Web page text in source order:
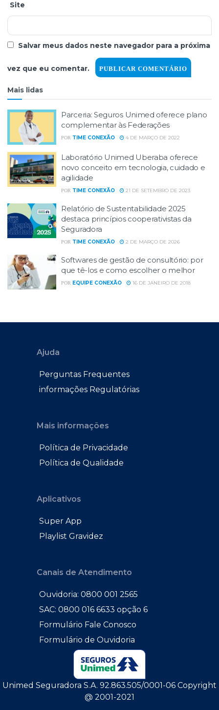
Site
Salvar meus dados neste navegador para a próxima
vez que eu comentar.
Mais lidas
Parceria: Seguros Unimed oferece plano
complementar às Federações
POR TIME CONEXÃO 4 DE MARÇO DE 2022
Laboratório Unimed Uberaba oferece
novo conceito em tecnologia, cuidado e
agilidade
POR TIME CONEXÃO 21 DE SETEMBRO DE 2023
Relatório de Sustentabilidade 2025
destaca princípios cooperativistas da
Seguradora
POR TIME CONEXÃO 2 DE MARÇO DE 2026
Softwares de gestão de consultório: por
que tê-los e como escolher o melhor
POR EQUIPE CONEXÃO 16 DE JANEIRO DE 2018
Ajuda
Perguntas Frequentes
informações Regulatórias
Mais informações
Política de Privacidade
Política de Qualidade
Aplicativos
Super App
Playlist Gravidez
Canais de Atendimento
Ouvidoria: 0800 001 2565
SAC: 0800 016 6633 opção 6
Formulário Fale Conosco
Formulário de Ouvidoria
Unimed Seguradora S.A. 92.863.505/0001-06 Copyright
@ 2001-2021